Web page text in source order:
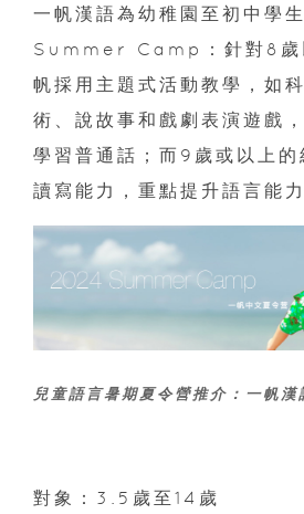
一帆漢語為幼稚園至初中學
Summer Camp：針對8歲
帆採用主題式活動教學，如
術、說故事和戲劇表演遊戲
學習普通話；而9歲或以上的
讀寫能力，重點提升語言能力
兒童語言暑期夏令營推介： 一帆
對象：3.5歲至14歲